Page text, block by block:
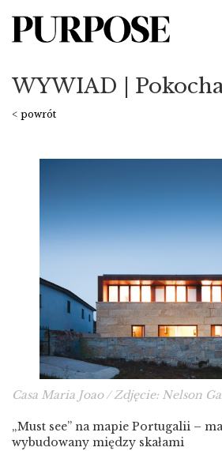
WYWIAD |
< powrót
Casa Maria Joao / Zdjęcie: Nelson
„Must see” na mapie Portugalii –
wybudowany między skałami